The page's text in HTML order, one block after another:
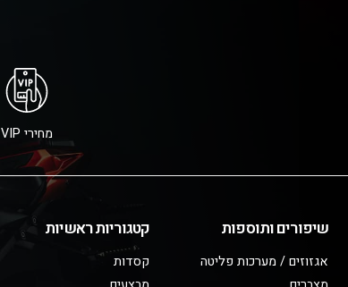
מחירי VIP
שיפורים ותוספות
אגזוזים / מערכות פליטה
קטגוריות ראשיות
קסדות